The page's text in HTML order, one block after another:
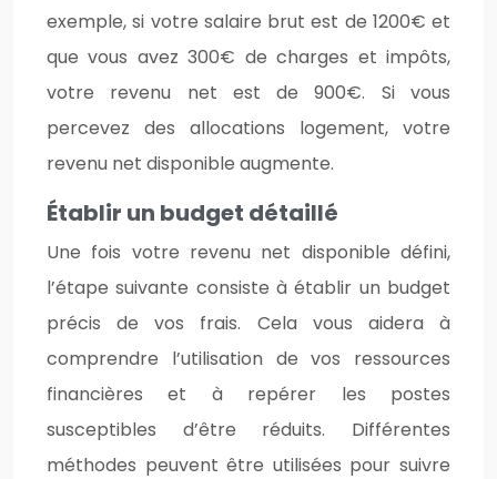
exemple, si votre salaire brut est de 1200€ et
que vous avez 300€ de charges et impôts,
votre revenu net est de 900€. Si vous
percevez des allocations logement, votre
revenu net disponible augmente.
Établir un budget détaillé
Une fois votre revenu net disponible défini,
l’étape suivante consiste à établir un budget
précis de vos frais. Cela vous aidera à
comprendre l’utilisation de vos ressources
financières et à repérer les postes
susceptibles d’être réduits. Différentes
méthodes peuvent être utilisées pour suivre